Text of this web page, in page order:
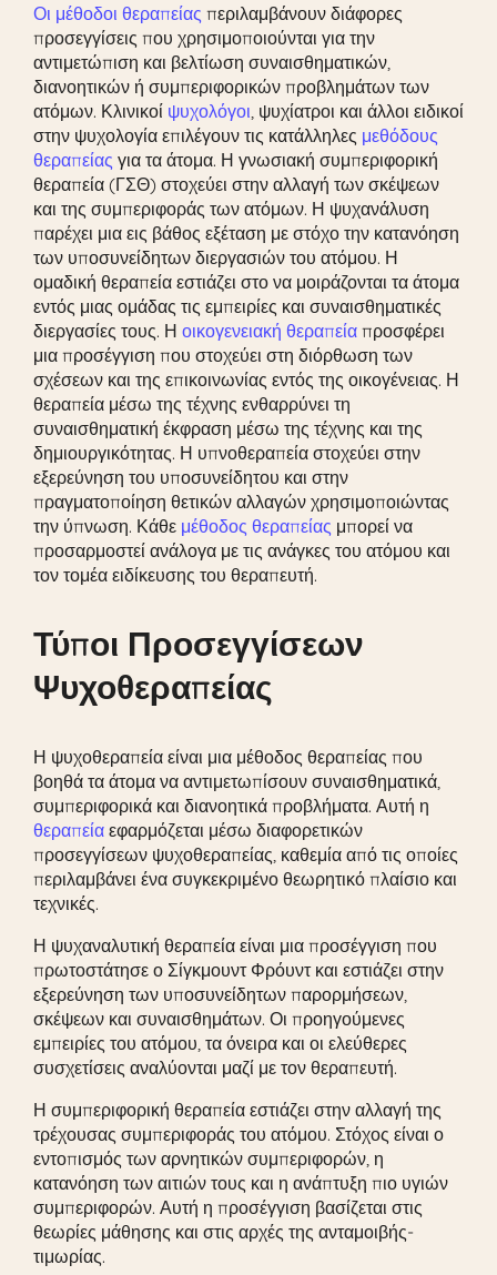
Οι μέθοδοι θεραπείας περιλαμβάνουν διάφορες
προσεγγίσεις που χρησιμοποιούνται για την
αντιμετώπιση και βελτίωση συναισθηματικών,
διανοητικών ή συμπεριφορικών προβλημάτων των
ατόμων. Κλινικοί ψυχολόγοι , ψυχίατροι και άλλοι ειδικοί
στην ψυχολογία επιλέγουν τις κατάλληλες μεθόδους
θεραπείας για τα άτομα. Η γνωσιακή συμπεριφορική
θεραπεία (ΓΣΘ) στοχεύει στην αλλαγή των σκέψεων
και της συμπεριφοράς των ατόμων. Η ψυχανάλυση
παρέχει μια εις βάθος εξέταση με στόχο την κατανόηση
των υποσυνείδητων διεργασιών του ατόμου. Η
ομαδική θεραπεία εστιάζει στο να μοιράζονται τα άτομα
εντός μιας ομάδας τις εμπειρίες και συναισθηματικές
διεργασίες τους. Η οικογενειακή θεραπεία προσφέρει
μια προσέγγιση που στοχεύει στη διόρθωση των
σχέσεων και της επικοινωνίας εντός της οικογένειας. Η
θεραπεία μέσω της τέχνης ενθαρρύνει τη
συναισθηματική έκφραση μέσω της τέχνης και της
δημιουργικότητας. Η υπνοθεραπεία στοχεύει στην
εξερεύνηση του υποσυνείδητου και στην
πραγματοποίηση θετικών αλλαγών χρησιμοποιώντας
την ύπνωση. Κάθε μέθοδος θεραπείας μπορεί να
προσαρμοστεί ανάλογα με τις ανάγκες του ατόμου και
τον τομέα ειδίκευσης του θεραπευτή.
Τύποι Προσεγγίσεων
Ψυχοθεραπείας
Η ψυχοθεραπεία είναι μια μέθοδος θεραπείας που
βοηθά τα άτομα να αντιμετωπίσουν συναισθηματικά,
συμπεριφορικά και διανοητικά προβλήματα. Αυτή η
θεραπεία εφαρμόζεται μέσω διαφορετικών
προσεγγίσεων ψυχοθεραπείας, καθεμία από τις οποίες
περιλαμβάνει ένα συγκεκριμένο θεωρητικό πλαίσιο και
τεχνικές.
Η ψυχαναλυτική θεραπεία είναι μια προσέγγιση που
πρωτοστάτησε ο Σίγκμουντ Φρόυντ και εστιάζει στην
εξερεύνηση των υποσυνείδητων παρορμήσεων,
σκέψεων και συναισθημάτων. Οι προηγούμενες
εμπειρίες του ατόμου, τα όνειρα και οι ελεύθερες
συσχετίσεις αναλύονται μαζί με τον θεραπευτή.
Η συμπεριφορική θεραπεία εστιάζει στην αλλαγή της
τρέχουσας συμπεριφοράς του ατόμου. Στόχος είναι ο
εντοπισμός των αρνητικών συμπεριφορών, η
κατανόηση των αιτιών τους και η ανάπτυξη πιο υγιών
συμπεριφορών. Αυτή η προσέγγιση βασίζεται στις
θεωρίες μάθησης και στις αρχές της ανταμοιβής-
τιμωρίας.